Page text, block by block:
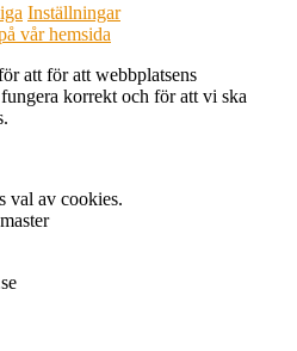
Inställningar
vår hemsida
att för att webbplatsens
korrekt och för att vi ska
val av cookies.